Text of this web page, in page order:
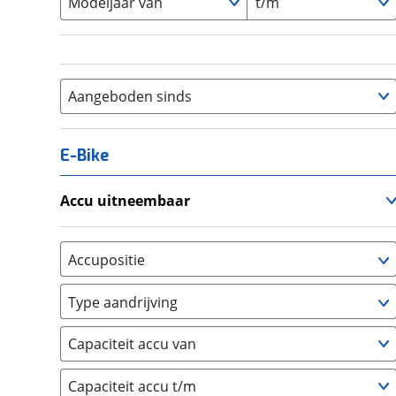
Aangeboden sinds
E-Bike
Accu uitneembaar
Nee, vast (0)
Accupositie
Bagagedrager (0)
Frame (0 )
Vloer (0
Achterbank (0)
Kofferbak (0)
Type aandrijving
Achterwiel (0)
Trapas
Voorwiel
Capaciteit accu van
Capaciteit accu t/m